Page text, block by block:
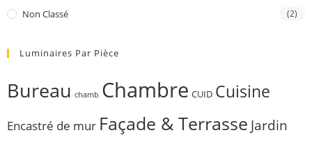
Non Classé (2)
Luminaires Par Pièce
Bureau chamb Chambre CUID Cuisine
Encastré de mur Façade & Terrasse Jardin